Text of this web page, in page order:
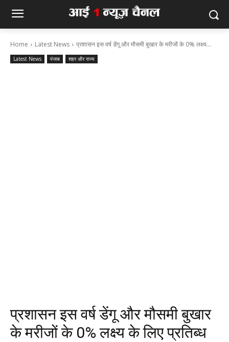
Home Latest News प्रशासन इस वर्ष डेंगू और मौसमी बुखार के मरीजों के 0% लक्ष्य...
Latest News पंजाब शहर और राज्य
प्रशासन इस वर्ष डेंगू और मौसमी बुखार
के मरीजों के 0% लक्ष्य के लिए प्रतिब्ध